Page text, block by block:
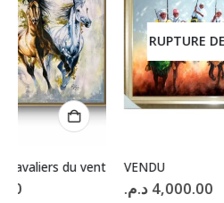
RUPTURE DE STOCK
VENDU
د.م. د.م.